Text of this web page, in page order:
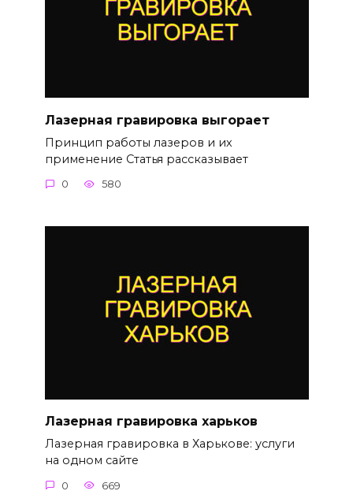
Лазерная гравировка выгорает
Принцип работы лазеров и их
применение Статья рассказывает
0 580
Лазерная гравировка харьков
Лазерная гравировка в Харькове: услуги
на одном сайте
0 669